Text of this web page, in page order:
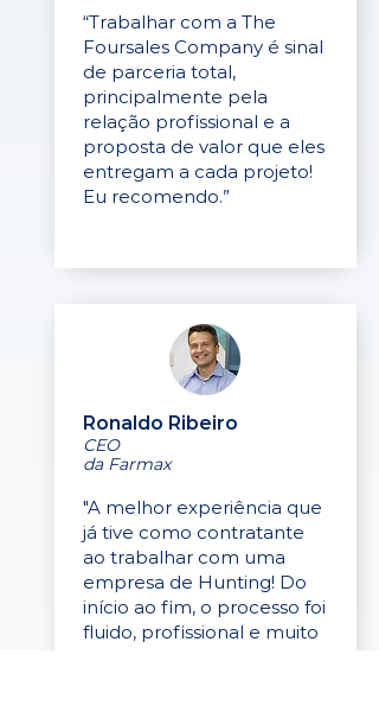
“Trabalhar com a The
Foursales Company é sinal
de parceria total,
principalmente pela
relação profissional e a
proposta de valor que eles
entregam a cada projeto!
Eu recomendo.”
Ronaldo Ribeiro
CEO
da Farmax
"A melhor experiência que
já tive como contratante
ao trabalhar com uma
empresa de Hunting! Do
início ao fim, o processo foi
fluido, profissional e muito